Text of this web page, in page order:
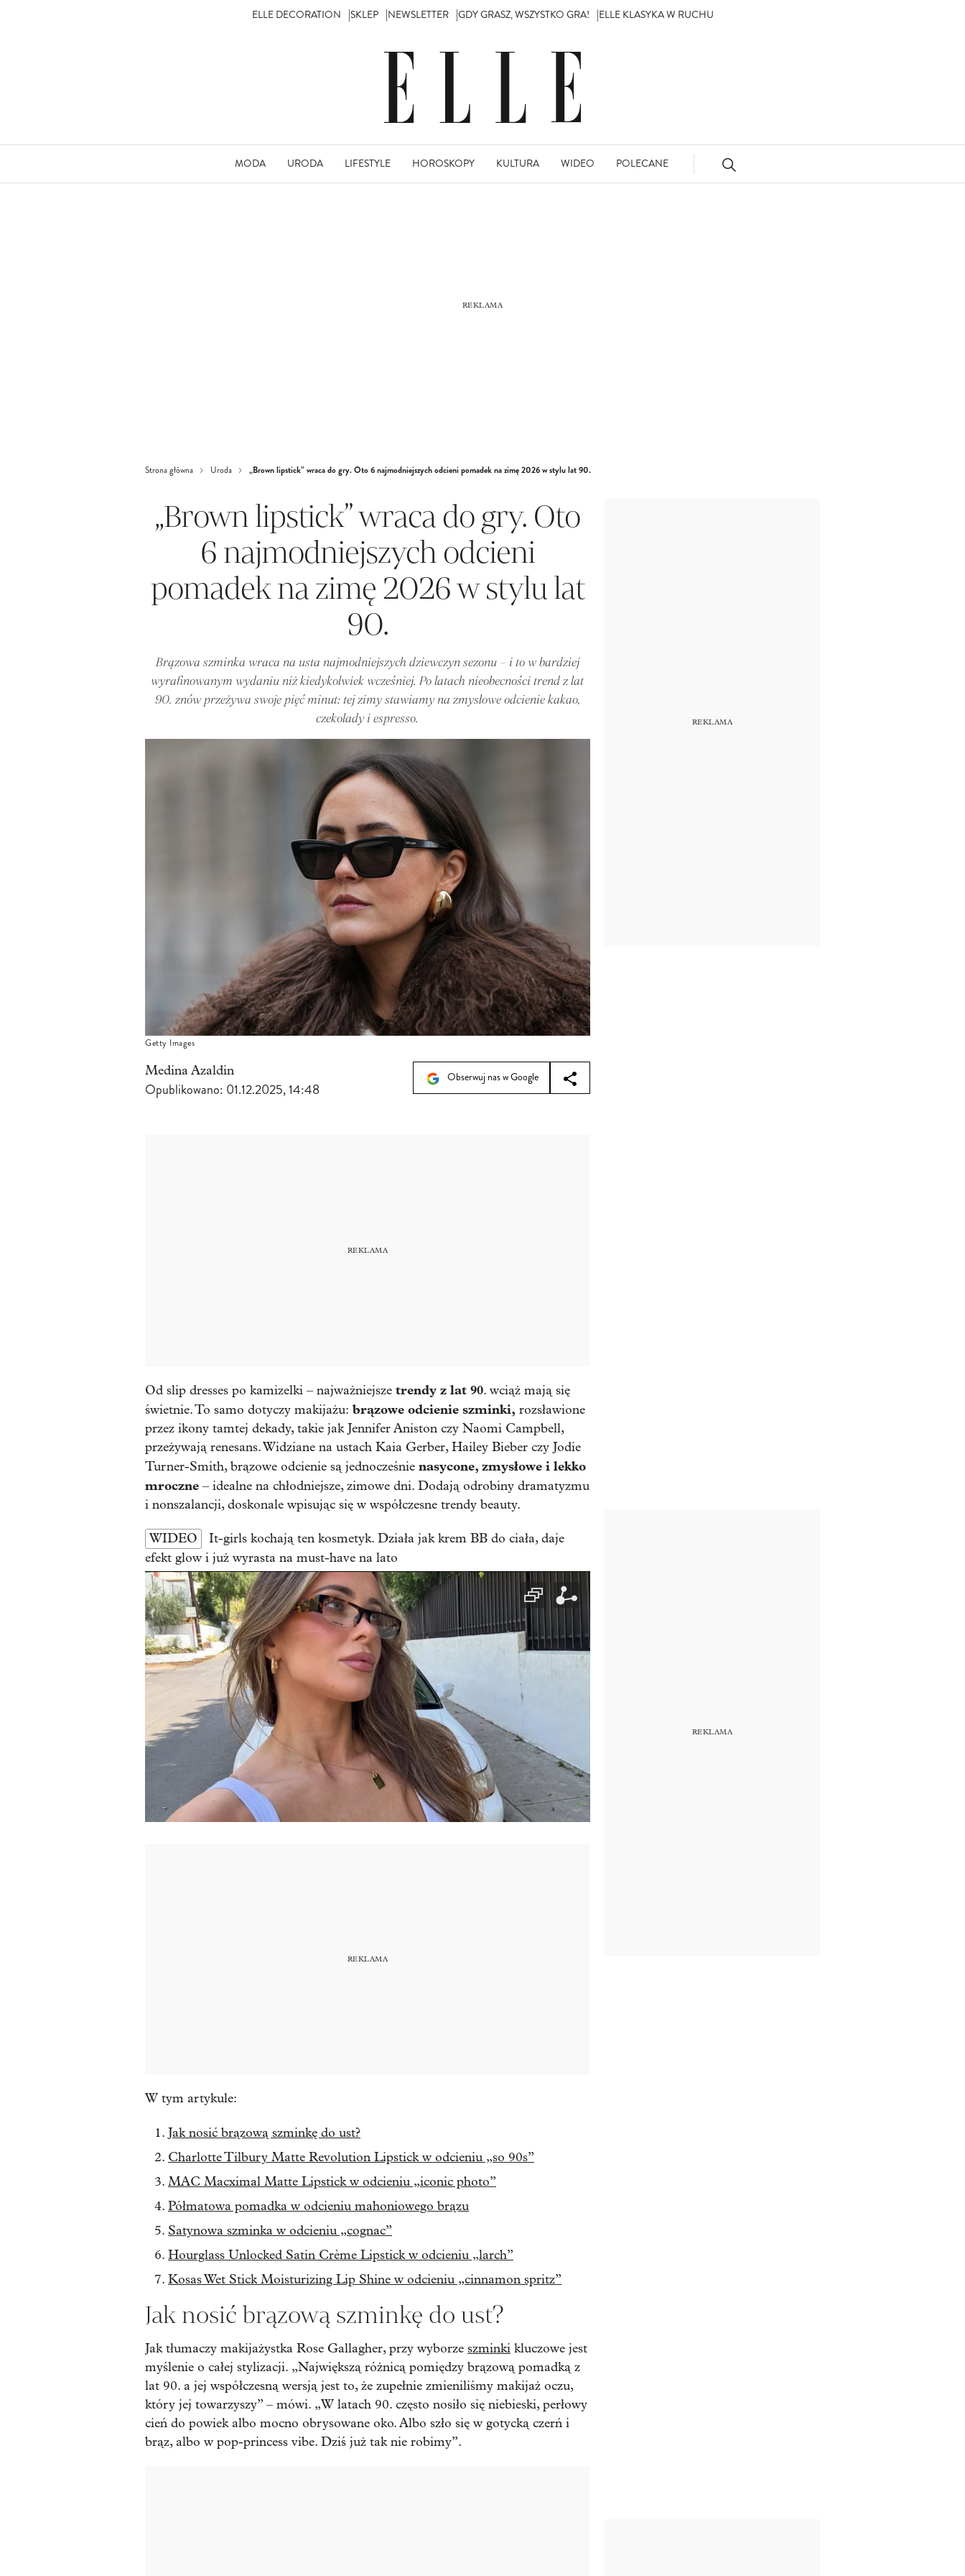
ELLE DECORATION SKLEP NEWSLETTER GDY GRASZ, WSZYSTKO GRA! ELLE KLASYKA W RUCHU
MODA URODA LIFESTYLE HOROSKOPY KULTURA WIDEO POLECANE
Strona główna Uroda „Brown lipstick” wraca do gry. Oto 6 najmodniejszych odcieni pomadek na zimę 2026 w stylu lat 90.
„Brown lipstick” wraca do gry. Oto
6 najmodniejszych odcieni
pomadek na zimę 2026 w stylu lat
90.
Brązowa szminka wraca na usta najmodniejszych dziewczyn sezonu – i to w bardziej
wyrafinowanym wydaniu niż kiedykolwiek wcześniej. Po latach nieobecności trend z lat
90. znów przeżywa swoje pięć minut: tej zimy stawiamy na zmysłowe odcienie kakao,
czekolady i espresso.
Getty Images
Medina Azaldin
Opublikowano: 01.12.2025, 14:48
Obserwuj nas w Google
Od slip dresses po kamizelki – najważniejsze trendy z lat 90. wciąż mają się
świetnie. To samo dotyczy makijażu: brązowe odcienie szminki, rozsławione
przez ikony tamtej dekady, takie jak Jennifer Aniston czy Naomi Campbell,
przeżywają renesans. Widziane na ustach Kaia Gerber, Hailey Bieber czy Jodie
Turner-Smith, brązowe odcienie są jednocześnie nasycone, zmysłowe i lekko
mroczne – idealne na chłodniejsze, zimowe dni. Dodają odrobiny dramatyzmu
i nonszalancji, doskonale wpisując się w współczesne trendy beauty.
WIDEO
It-girls kochają ten kosmetyk. Działa jak krem BB do ciała, daje
efekt glow i już wyrasta na must-have na lato
W tym artykule:
Jak nosić brązową szminkę do ust?
Charlotte Tilbury Matte Revolution Lipstick w odcieniu „so 90s”
MAC Macximal Matte Lipstick w odcieniu „iconic photo”
Półmatowa pomadka w odcieniu mahoniowego brązu
Satynowa szminka w odcieniu „cognac”
Hourglass Unlocked Satin Crème Lipstick w odcieniu „larch”
Kosas Wet Stick Moisturizing Lip Shine w odcieniu „cinnamon spritz”
Jak nosić brązową szminkę do ust?
Jak tłumaczy makijażystka Rose Gallagher, przy wyborze szminki kluczowe jest
myślenie o całej stylizacji. „Największą różnicą pomiędzy brązową pomadką z
lat 90. a jej współczesną wersją jest to, że zupełnie zmieniliśmy makijaż oczu,
który jej towarzyszy” – mówi. „W latach 90. często nosiło się niebieski, perłowy
cień do powiek albo mocno obrysowane oko. Albo szło się w gotycką czerń i
brąz, albo w pop-princess vibe. Dziś już tak nie robimy”.